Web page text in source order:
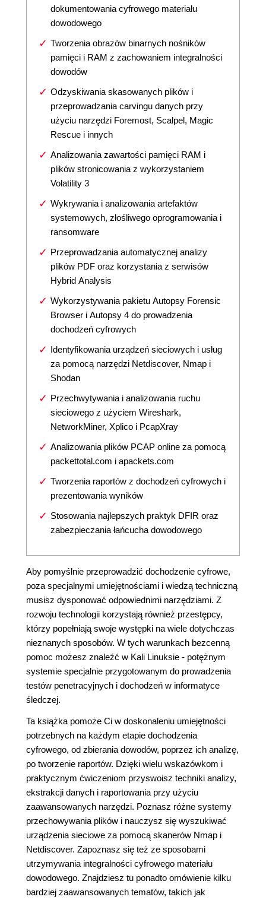
dokumentowania cyfrowego materiału
dowodowego
Tworzenia obrazów binarnych nośników
pamięci i RAM z zachowaniem integralności
dowodów
Odzyskiwania skasowanych plików i
przeprowadzania carvingu danych przy
użyciu narzędzi Foremost, Scalpel, Magic
Rescue i innych
Analizowania zawartości pamięci RAM i
plików stronicowania z wykorzystaniem
Volatility 3
Wykrywania i analizowania artefaktów
systemowych, złośliwego oprogramowania i
ransomware
Przeprowadzania automatycznej analizy
plików PDF oraz korzystania z serwisów
Hybrid Analysis
Wykorzystywania pakietu Autopsy Forensic
Browser i Autopsy 4 do prowadzenia
dochodzeń cyfrowych
Identyfikowania urządzeń sieciowych i usług
za pomocą narzędzi Netdiscover, Nmap i
Shodan
Przechwytywania i analizowania ruchu
sieciowego z użyciem Wireshark,
NetworkMiner, Xplico i PcapXray
Analizowania plików PCAP online za pomocą
packettotal.com i apackets.com
Tworzenia raportów z dochodzeń cyfrowych i
prezentowania wyników
Stosowania najlepszych praktyk DFIR oraz
zabezpieczania łańcucha dowodowego
Aby pomyślnie przeprowadzić dochodzenie cyfrowe,
poza specjalnymi umiejętnościami i wiedzą techniczną
musisz dysponować odpowiednimi narzędziami. Z
rozwoju technologii korzystają również przestępcy,
którzy popełniają swoje występki na wiele dotychczas
nieznanych sposobów. W tych warunkach bezcenną
pomoc możesz znaleźć w Kali Linuksie - potężnym
systemie specjalnie przygotowanym do prowadzenia
testów penetracyjnych i dochodzeń w informatyce
śledczej.
Ta książka pomoże Ci w doskonaleniu umiejętności
potrzebnych na każdym etapie dochodzenia
cyfrowego, od zbierania dowodów, poprzez ich analizę,
po tworzenie raportów. Dzięki wielu wskazówkom i
praktycznym ćwiczeniom przyswoisz techniki analizy,
ekstrakcji danych i raportowania przy użyciu
zaawansowanych narzędzi. Poznasz różne systemy
przechowywania plików i nauczysz się wyszukiwać
urządzenia sieciowe za pomocą skanerów Nmap i
Netdiscover. Zapoznasz się też ze sposobami
utrzymywania integralności cyfrowego materiału
dowodowego. Znajdziesz tu ponadto omówienie kilku
bardziej zaawansowanych tematów, takich jak